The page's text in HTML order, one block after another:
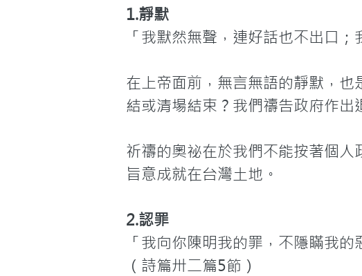
1.靜默
「我默然無聲，連好話也不出口
在上帝面前，無言無語的靜默，
結或清場結束？我們禱告政府作出
祈禱的奧祕在於我們不能按著個
旨意成就在台灣土地。
2.認罪
「我向你陳明我的罪，不隱瞞我
（詩篇卅二篇5節）